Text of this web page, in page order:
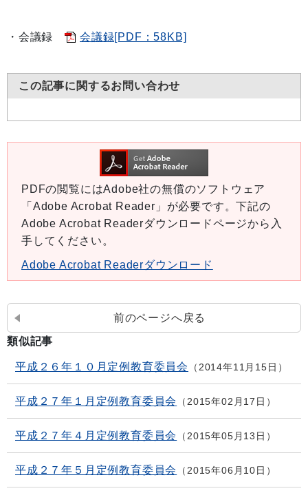
・会議録 会議録[PDF：58KB]
この記事に関するお問い合わせ
PDFの閲覧にはAdobe社の無償のソフトウェア
「Adobe Acrobat Reader」が必要です。下記の
Adobe Acrobat Readerダウンロードページから入
手してください。
Adobe Acrobat Readerダウンロード
前のページへ戻る
類似記事
平成２６年１０月定例教育委員会 2014年11月15日
平成２７年１月定例教育委員会 2015年02月17日
平成２７年４月定例教育委員会 2015年05月13日
平成２７年５月定例教育委員会 2015年06月10日